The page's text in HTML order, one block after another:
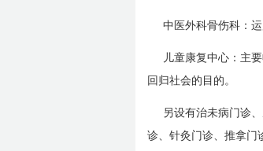
中医外科骨伤科：
儿童康复中心：主
回归社会的目的。
另设有治未病门诊
诊、针灸门诊、推拿门